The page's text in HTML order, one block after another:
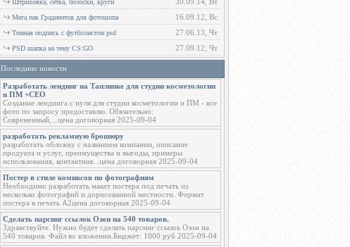
Штриховка, сетка, полоски, круги
16.09.12, Вс
Мега пак Градиентов для фотошопа
27.06.13, Чт
Темная подпись с футболистом psd
27.09.12, Чт
PSD шапка на тему CS:GO
Последние новости
Разработать лендинг на Таплинке для студии косметологии
и ПМ +СЕО
Создание лендинга с нуля для студии косметологии и ПМ - все
фото по запросу предоставлю. Обязательно:
Современный,...цена договорная 2025-09-04
разработать рекламную брошюру
разработать обложку с названием компании, описание
продукта и услуг, преимущества и выгоды, примеры
использования, контактная...цена договорная 2025-09-04
Постер в стиле комиксов по фотографиям
Необходимо разработать макет постера под печать из
несколько фотографий и дорисованной местности. Формат
постера в печать А2цена договорная 2025-09-04
Сделать парсинг ссылок Озон на 540 товаров.
Здравствуйте. Нужно будет сделать парсинг ссылок Озон на
540 товаров. Файл во вложении.Бюджет: 1000 руб 2025-09-04